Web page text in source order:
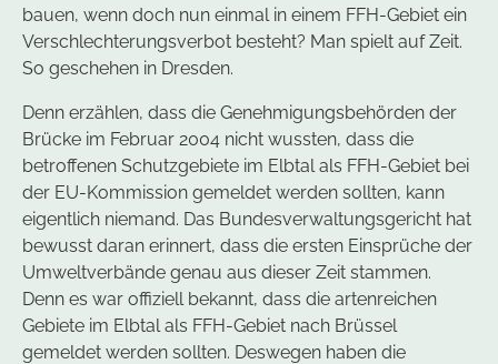
bauen, wenn doch nun einmal in einem FFH-Gebiet ein
Verschlechterungsverbot besteht? Man spielt auf Zeit.
So geschehen in Dresden.
Denn erzählen, dass die Genehmigungsbehörden der
Brücke im Februar 2004 nicht wussten, dass die
betroffenen Schutzgebiete im Elbtal als FFH-Gebiet bei
der EU-Kommission gemeldet werden sollten, kann
eigentlich niemand. Das Bundesverwaltungsgericht hat
bewusst daran erinnert, dass die ersten Einsprüche der
Umweltverbände genau aus dieser Zeit stammen.
Denn es war offiziell bekannt, dass die artenreichen
Gebiete im Elbtal als FFH-Gebiet nach Brüssel
gemeldet werden sollten. Deswegen haben die